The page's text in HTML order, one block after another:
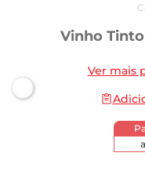
Vinho
Ver mais